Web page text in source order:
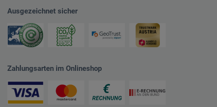
Ausgezeichnet sicher
Zahlungsarten im Onlineshop